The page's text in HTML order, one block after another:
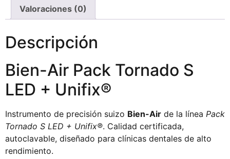
Valoraciones (0)
Descripción
Bien-Air Pack Tornado S
LED + Unifix®
Instrumento de precisión suizo Bien-Air de la línea Pack
Tornado S LED + Unifix®. Calidad certificada,
autoclavable, diseñado para clínicas dentales de alto
rendimiento.